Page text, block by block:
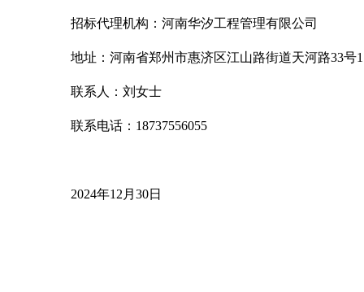
招标代理机构：河南华汐工程管理有限公司
地址：河南省郑州市惠济区江山路街道天河路33号
联系人：刘女士
联系电话： 18737556055
2024年12月30日